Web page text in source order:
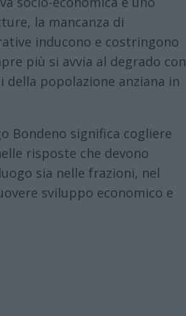
la mancanza di
inducono e costringono
più si avvia al degrado con
popolazione anziana in
Bondeno significa cogliere
risposte che devono
sia nelle frazioni, nel
sviluppo economico e